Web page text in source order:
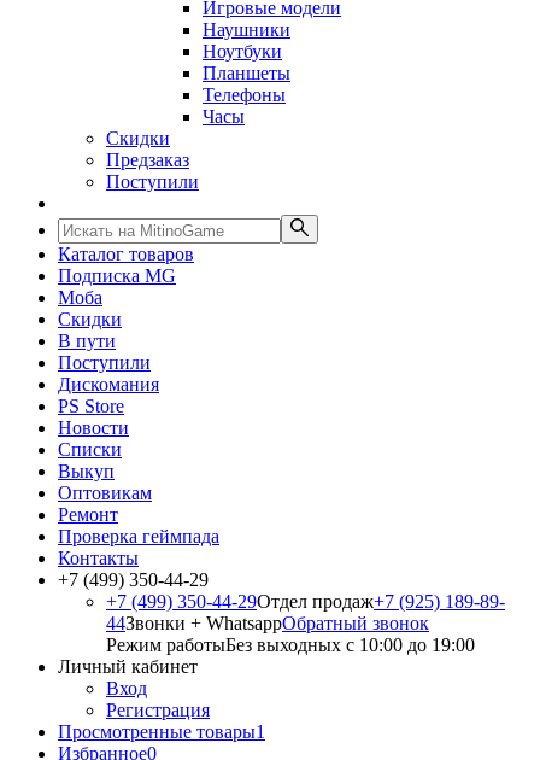
Игровые модели
Наушники
Ноутбуки
Планшеты
Телефоны
Часы
Скидки
Предзаказ
Поступили
Каталог товаров
Подписка MG
Моба
Скидки
В пути
Поступили
Дискомания
PS Store
Новости
Списки
Выкуп
Оптовикам
Ремонт
Проверка геймпада
Контакты
+7 (499) 350-44-29
+7 (499) 350-44-29Отдел продаж+7 (925) 189-89-
44Звонки + WhatsappОбратный звонок
Режим работыБез выходных с 10:00 до 19:00
Личный кабинет
Вход
Регистрация
Просмотренные товары1
Избранное0